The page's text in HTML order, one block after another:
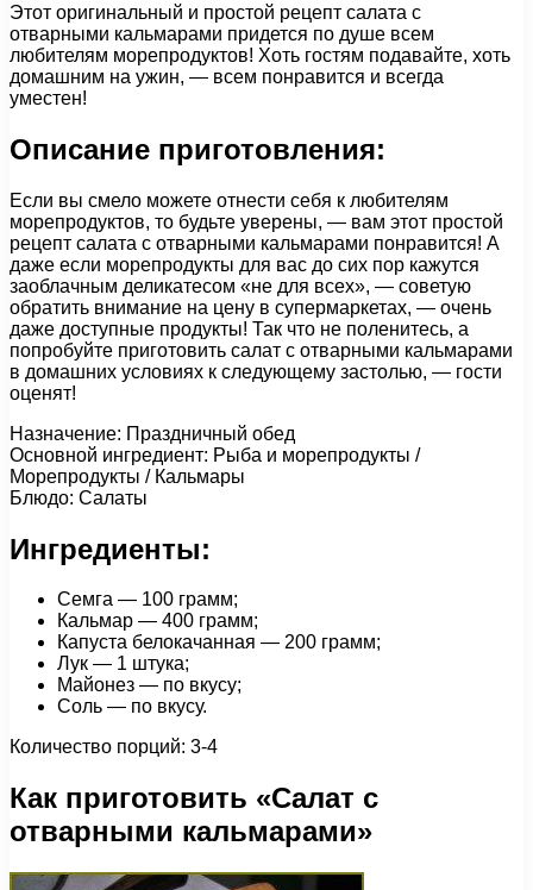
Этот оригинальный и простой рецепт салата с
отварными кальмарами придется по душе всем
любителям морепродуктов! Хоть гостям подавайте, хоть
домашним на ужин, — всем понравится и всегда
уместен!
Описание приготовления:
Если вы смело можете отнести себя к любителям
морепродуктов, то будьте уверены, — вам этот простой
рецепт салата с отварными кальмарами понравится! А
даже если морепродукты для вас до сих пор кажутся
заоблачным деликатесом «не для всех», — советую
обратить внимание на цену в супермаркетах, — очень
даже доступные продукты! Так что не поленитесь, а
попробуйте приготовить салат с отварными кальмарами
в домашних условиях к следующему застолью, — гости
оценят!
Назначение: Праздничный обед
Основной ингредиент: Рыба и морепродукты /
Морепродукты / Кальмары
Блюдо: Салаты
Ингредиенты:
Семга — 100 грамм;
Кальмар — 400 грамм;
Капуста белокачанная — 200 грамм;
Лук — 1 штука;
Майонез — по вкусу;
Соль — по вкусу.
Количество порций: 3-4
Как приготовить «Салат с
отварными кальмарами»